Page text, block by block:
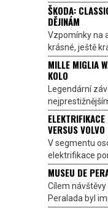
ŠKODA:
DĚJINÁM
Vzpomínky na
krásné, ještě
MILLE MIGLIA
KOLO
Legendární
VERSUS VOLVO
V segmentu
elektrifikace
MUSEU DE
Cílem
Peralada byl